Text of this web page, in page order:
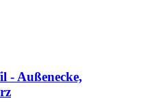
- Außenecke,